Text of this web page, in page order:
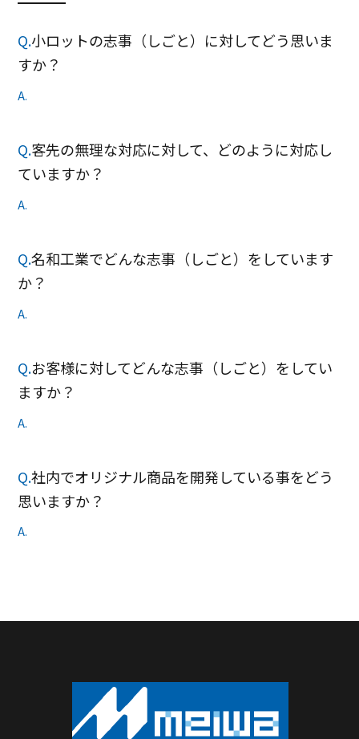
Q.小ロットの志事（しごと）に対してどう思いま
すか？
A.
Q.客先の無理な対応に対して、どのように対応し
ていますか？
A.
Q.名和工業でどんな志事（しごと）をしています
か？
A.
Q.お客様に対してどんな志事（しごと）をしてい
ますか？
A.
Q.社内でオリジナル商品を開発している事をどう
思いますか？
A.